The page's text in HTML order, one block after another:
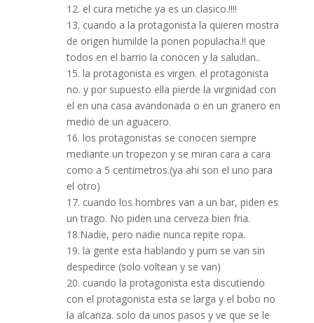
12. el cura metiche ya es un clasico.!!!!
13. cuando a la protagonista la quieren mostra
de origen humilde la ponen populacha.!! que
todos en el barrio la conocen y la saludan..
15. la protagonista es virgen. el protagonista
no. y por supuesto ella pierde la virginidad con
el en una casa avandonada o en un granero en
medio de un aguacero.
16. los protagonistas se conocen siempre
mediante un tropezon y se miran cara a cara
como a 5 centimetros.(ya ahi son el uno para
el otro)
17. cuando los hombres van a un bar, piden es
un trago. No piden una cerveza bien fria.
18.Nadie, pero nadie nunca repite ropa.
19. la gente esta hablando y pum se van sin
despedirce (solo voltean y se van)
20. cuando la protagonista esta discutiendo
con el protagonista esta se larga y el bobo no
la alcanza. solo da unos pasos y ve que se le